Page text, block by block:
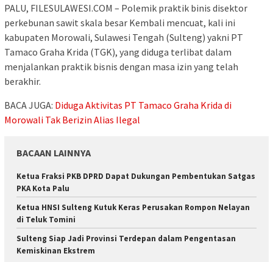
PALU, FILESULAWESI.COM – Polemik praktik binis disektor
perkebunan sawit skala besar Kembali mencuat, kali ini
kabupaten Morowali, Sulawesi Tengah (Sulteng) yakni PT
Tamaco Graha Krida (TGK), yang diduga terlibat dalam
menjalankan praktik bisnis dengan masa izin yang telah
berakhir.
BACA JUGA: Diduga Aktivitas PT Tamaco Graha Krida di
Morowali Tak Berizin Alias Ilegal
BACAAN LAINNYA
Ketua Fraksi PKB DPRD Dapat Dukungan Pembentukan Satgas
PKA Kota Palu
Ketua HNSI Sulteng Kutuk Keras Perusakan Rompon Nelayan
di Teluk Tomini
Sulteng Siap Jadi Provinsi Terdepan dalam Pengentasan
Kemiskinan Ekstrem